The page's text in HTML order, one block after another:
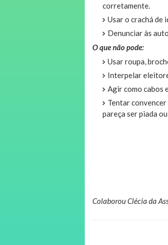
corretamente.
Usar o crachá de
Denunciar às
O que não pode:
Usar roupa,
Interpelar
Agir como cabos
Tentar
pareça ser piada
Colaborou Clécia da